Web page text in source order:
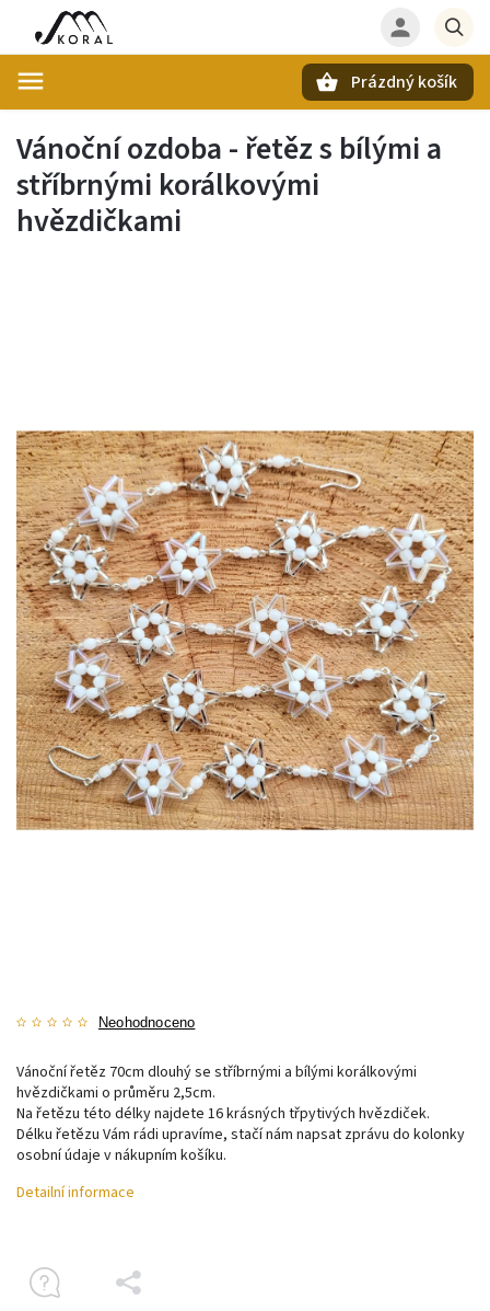
Prázdný košík
Vánoční ozdoba - řetěz s bílými a
stříbrnými korálkovými
hvězdičkami
Neohodnoceno
Vánoční řetěz 70cm dlouhý se stříbrnými a bílými korálkovými
hvězdičkami o průměru 2,5cm.
Na řetězu této délky najdete 16 krásných třpytivých hvězdiček.
Délku řetězu Vám rádi upravíme, stačí nám napsat zprávu do kolonky
osobní údaje v nákupním košíku.
Detailní informace